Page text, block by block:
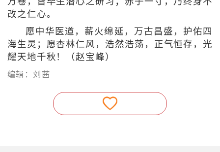
改之仁心。
愿中华医道，薪火绵延，万古昌盛，护佑四
海生灵；愿杏林仁风，浩然浩荡，正气恒存，光
耀天地千秋！（赵宝峰）
编辑：刘茜